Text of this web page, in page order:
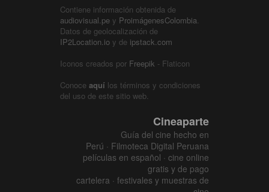
Contiene información obtenida de
audiovisual.pe y ProimágenesColombia.
Datos de geolocalización de
IP2Location.io y de ipstack.com
Iconos creados por Freepik - Flaticon
Conoce aquí los términos y condiciones
del uso de este sitio web.
Cineaparte
Guía del cine hecho en
Perú · Filmoteca Digital Peruana
películas en español · cine online
gratis y de pago
cartelera · festivales y muestras de